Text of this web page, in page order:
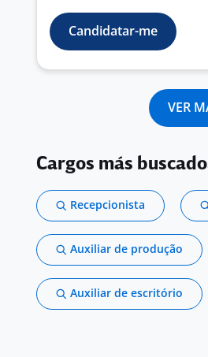
Candidatar-me
VER
Cargos más
Recepcionista
Auxiliar de produção
Auxiliar de escritório